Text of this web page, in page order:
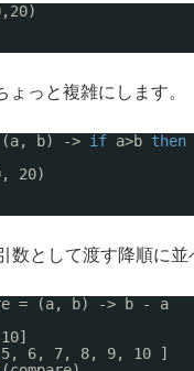
ょっと複雑にします。
(a, b) -> if a>b then
20)
数として渡す降順に並
= (a, b) -> b - a
6, 7, 8, 9, 10 ]